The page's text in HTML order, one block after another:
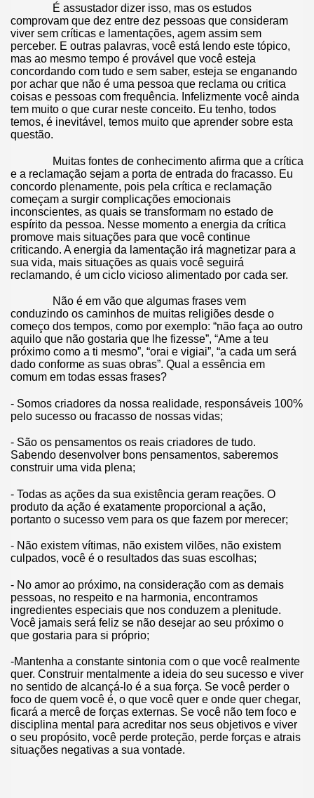
É assustador dizer isso, mas os estudos
comprovam que dez entre dez pessoas que consideram
viver sem críticas e lamentações, agem assim sem
perceber. E outras palavras, você está lendo este tópico,
mas ao mesmo tempo é provável que você esteja
concordando com tudo e sem saber, esteja se enganando
por achar que não é uma pessoa que reclama ou critica
coisas e pessoas com frequência. Infelizmente você ainda
tem muito o que curar neste conceito. Eu tenho, todos
temos, é inevitável, temos muito que aprender sobre esta
questão.
Muitas fontes de conhecimento afirma que a crítica
e a reclamação sejam a porta de entrada do fracasso. Eu
concordo plenamente, pois pela crítica e reclamação
começam a surgir complicações emocionais
inconscientes, as quais se transformam no estado de
espírito da pessoa. Nesse momento a energia da crítica
promove mais situações para que você continue
criticando. A energia da lamentação irá magnetizar para a
sua vida, mais situações as quais você seguirá
reclamando, é um ciclo vicioso alimentado por cada ser.
Não é em vão que algumas frases vem
conduzindo os caminhos de muitas religiões desde o
começo dos tempos, como por exemplo: “não faça ao outro
aquilo que não gostaria que lhe fizesse”, “Ame a teu
próximo como a ti mesmo”, “orai e vigiai”, “a cada um será
dado conforme as suas obras”. Qual a essência em
comum em todas essas frases?
- Somos criadores da nossa realidade, responsáveis 100%
pelo sucesso ou fracasso de nossas vidas;
- São os pensamentos os reais criadores de tudo.
Sabendo desenvolver bons pensamentos, saberemos
construir uma vida plena;
- Todas as ações da sua existência geram reações. O
produto da ação é exatamente proporcional a ação,
portanto o sucesso vem para os que fazem por merecer;
- Não existem vítimas, não existem vilões, não existem
culpados, você é o resultados das suas escolhas;
- No amor ao próximo, na consideração com as demais
pessoas, no respeito e na harmonia, encontramos
ingredientes especiais que nos conduzem a plenitude.
Você jamais será feliz se não desejar ao seu próximo o
que gostaria para si próprio;
-Mantenha a constante sintonia com o que você realmente
quer. Construir mentalmente a ideia do seu sucesso e viver
no sentido de alcançá-lo é a sua força. Se você perder o
foco de quem você é, o que você quer e onde quer chegar,
ficará a mercê de forças externas. Se você não tem foco e
disciplina mental para acreditar nos seus objetivos e viver
o seu propósito, você perde proteção, perde forças e atrais
situações negativas a sua vontade.